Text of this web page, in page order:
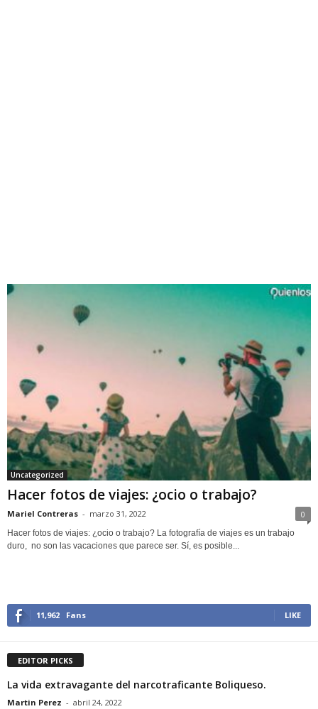
Uncategorized
Hacer fotos de viajes: ¿ocio o trabajo?
Mariel Contreras - marzo 31, 2022 0
Hacer fotos de viajes: ¿ocio o trabajo? La fotografía de viajes es un trabajo
duro, no son las vacaciones que parece ser. Sí, es posible...
11,962 Fans LIKE
EDITOR PICKS
La vida extravagante del narcotraficante Boliqueso.
Martin Perez - abril 24, 2022